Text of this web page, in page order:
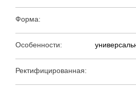
Форма:
Особенности:
Ректифицированная: